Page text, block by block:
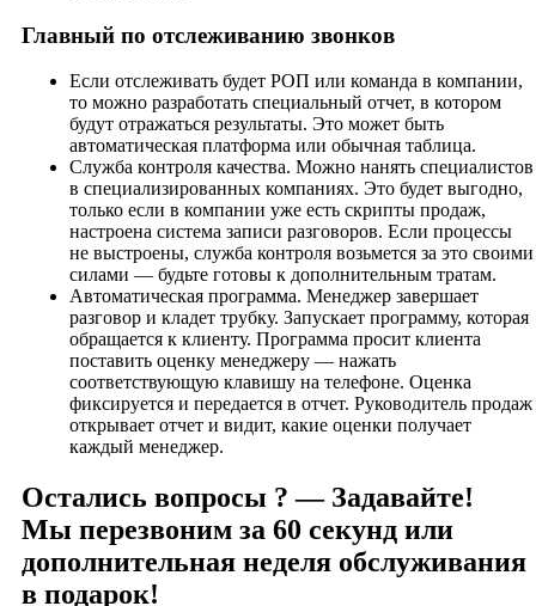
Главный по отслеживанию звонков
Если отслеживать будет РОП или команда в компании,
то можно разработать специальный отчет, в котором
будут отражаться результаты. Это может быть
автоматическая платформа или обычная таблица.
Служба контроля качества. Можно нанять специалистов
в специализированных компаниях. Это будет выгодно,
только если в компании уже есть скрипты продаж,
настроена система записи разговоров. Если процессы
не выстроены, служба контроля возьмется за это своими
силами — будьте готовы к дополнительным тратам.
Автоматическая программа. Менеджер завершает
разговор и кладет трубку. Запускает программу, которая
обращается к клиенту. Программа просит клиента
поставить оценку менеджеру — нажать
соответствующую клавишу на телефоне. Оценка
фиксируется и передается в отчет. Руководитель продаж
открывает отчет и видит, какие оценки получает
каждый менеджер.
Остались вопросы ? — Задавайте!
Мы перезвоним за 60 секунд или
дополнительная неделя обслуживания
в подарок!